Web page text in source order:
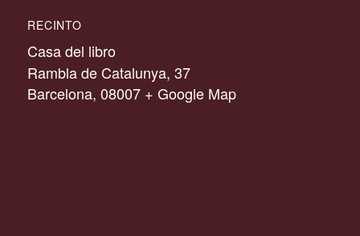
RECINTO
Casa del libro
Rambla de Catalunya, 37
Barcelona, 08007 + Google Map